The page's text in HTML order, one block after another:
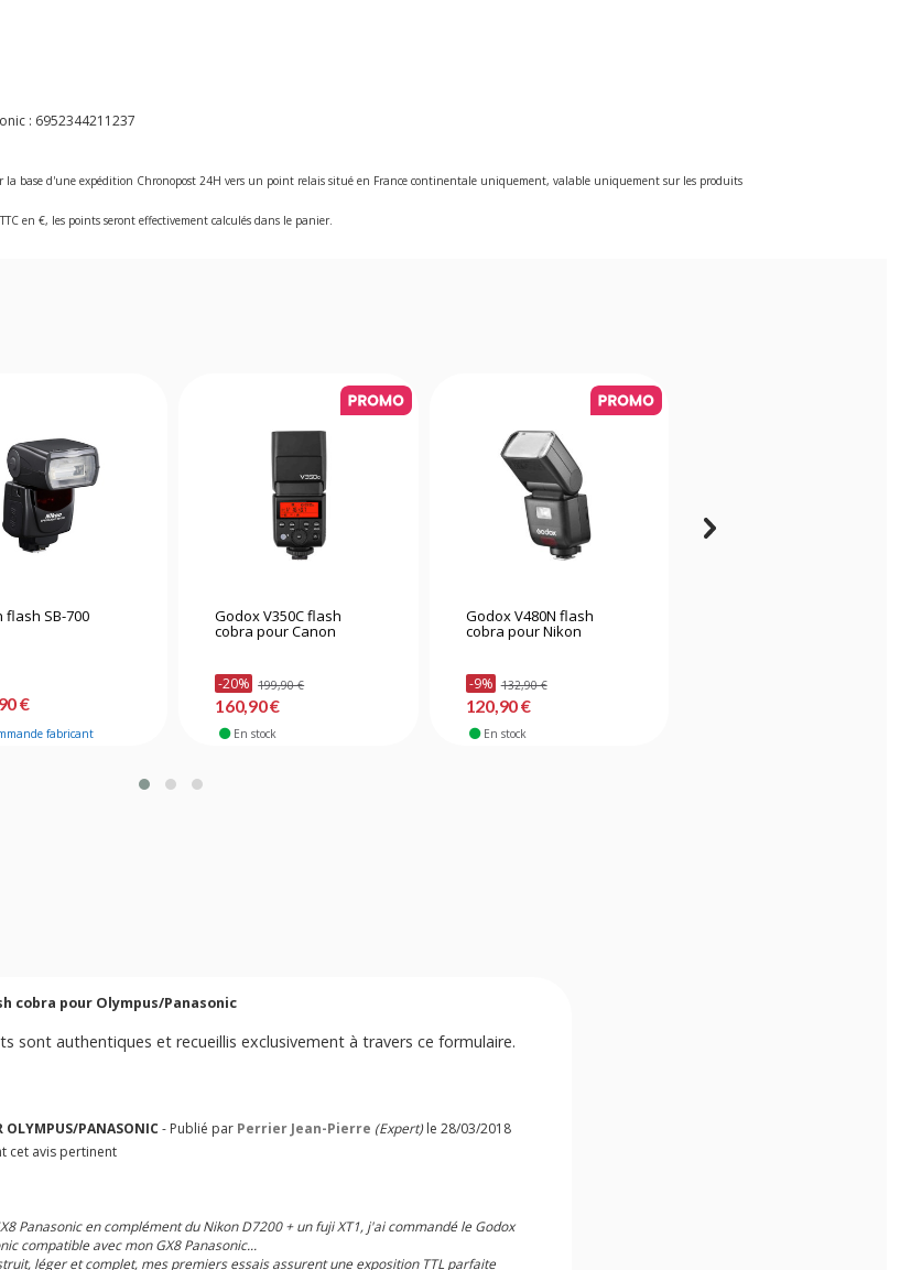
: 6952344211237
base d'une expédition Chronopost 24H vers un point relais situé en France continentale uniquement, valable uniquement sur les produits
en €, les points seront effectivement calculés dans le panier.
flash SB-700
€
fabricant
Godox V350C flash
cobra pour Canon
-20% 199,90 €
160,90 €
En stock
Godox V480N flash
cobra pour Nikon
-9% 132,90 €
120,90 €
En stock
cobra pour Olympus/Panasonic
sont authentiques et recueillis exclusivement à travers ce formulaire.
PANASONIC - Publié par Perrier Jean-Pierre (Expert)le 28/03/2018
cet avis pertinent
Panasonic en complément du Nikon D7200 + un fuji XT1, j'ai commandé le Godox
compatible avec mon GX8 Panasonic...
léger et complet, mes premiers essais assurent une exposition TTL parfaite